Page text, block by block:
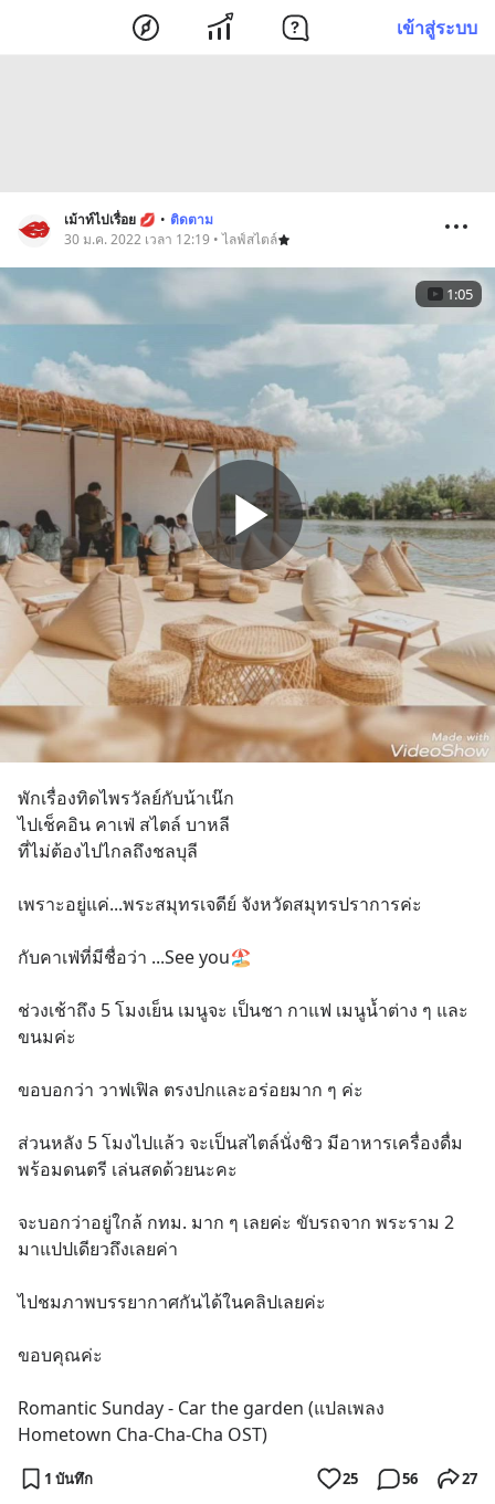
เข้าสู่ระบบ
เม้าท์ไปเรื่อย 💋 • ติดตาม
30 ม.ค. 2022 เวลา 12:19 • ไลฟ์สไตล์
1:05
พักเรื่องทิดไพรวัลย์กับน้าเน๊ก
ไปเช็คอิน คาเฟ่ สไตล์ บาหลี
ที่ไม่ต้องไปไกลถึงชลบุลี
เพราะอยู่แค่...พระสมุทรเจดีย์ จังหวัดสมุทรปราการค่ะ
กับคาเฟ่ที่มีชื่อว่า ...See you🏖
ช่วงเช้าถึง 5 โมงเย็น เมนูจะ เป็นชา กาแฟ เมนูน้ำต่าง ๆ และ
ขนมค่ะ
ขอบอกว่า วาฟเฟิล ตรงปกและอร่อยมาก ๆ ค่ะ
ส่วนหลัง 5 โมงไปแล้ว จะเป็นสไตล์นั่งชิว มีอาหารเครื่องดื่ม
พร้อมดนตรี เล่นสดด้วยนะคะ
จะบอกว่าอยู่ใกล้ กทม. มาก ๆ เลยค่ะ ขับรถจาก พระราม 2
มาแปปเดียวถึงเลยค่า
ไปชมภาพบรรยากาศกันได้ในคลิปเลยค่ะ
ขอบคุณค่ะ
Romantic Sunday - Car the garden (แปลเพลง
Hometown Cha-Cha-Cha OST)
1 บันทึก 25 56 27